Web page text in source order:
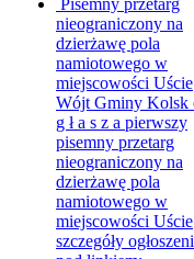
Pisemny przetarg
nieograniczony na
dzierżawę pola
namiotowego w
miejscowości Uście
Wójt Gminy Kolsk
g ł a s z a pierwszy
pisemny przetarg
nieograniczony na
dzierżawę pola
namiotowego w
miejscowości Uście
szczegóły